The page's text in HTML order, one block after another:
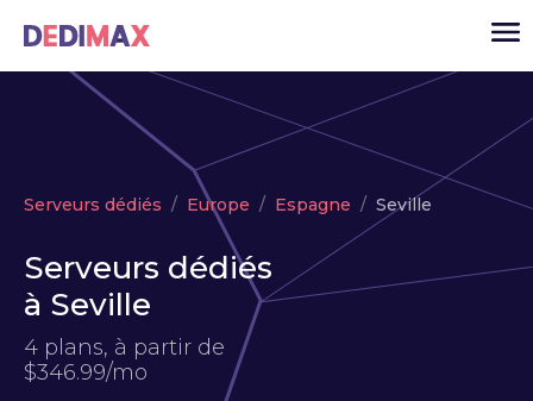
VPS
Serveurs dédiés
Serveurs dédiés Europe Espagne Seville
Serveurs dédiés
à Seville
4 plans, à partir de
$346.99/mo